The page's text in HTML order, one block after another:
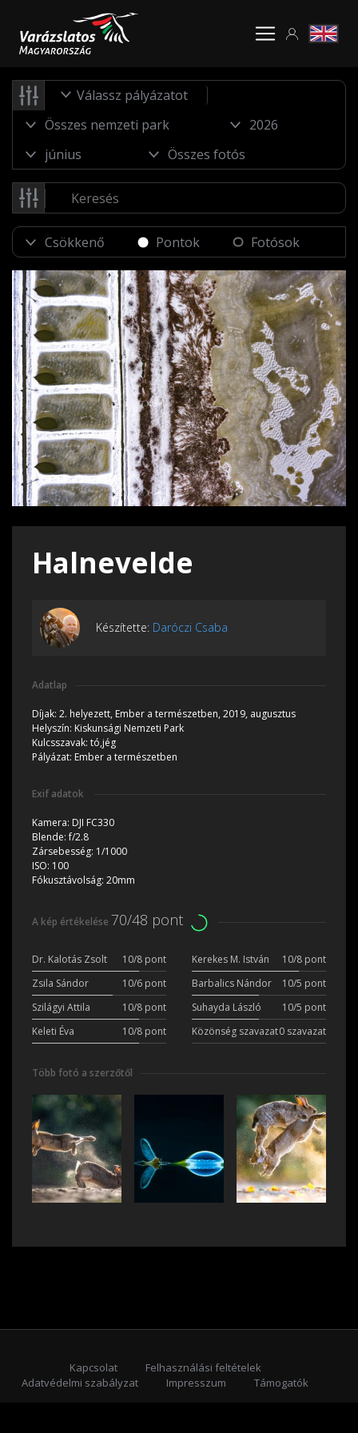
Válassz pályázatot
Pontok Fotósok
Halnevelde
Készítette: Daróczi Csaba
Adatlap
Díjak: 2. helyezett, Ember a természetben, 2019, augusztus
Helyszín: Kiskunsági Nemzeti Park
Kulcsszavak: tó,jég
Pályázat: Ember a természetben
Exif adatok
Kamera: DJI FC330
Blende:f/2.8
Zársebesség: 1/1000
ISO: 100
Fókusztávolság: 20mm
A kép értékelése 70/48 pont
Dr. Kalotás Zsolt 10/8 pont Kerekes M. István
10/8 pont
Zsila Sándor
10/6 pont Barbalics Nándor
10/5 pont
Szilágyi Attila
10/8 pont Suhayda László
10/5 pont
Keleti Éva
10/8 pont Közönség szavazat0 szavazat
Több fotó a szerzőtől
Kapcsolat
Felhasználási feltételek
Adatvédelmi szabályzat
Impresszum
Támogatók